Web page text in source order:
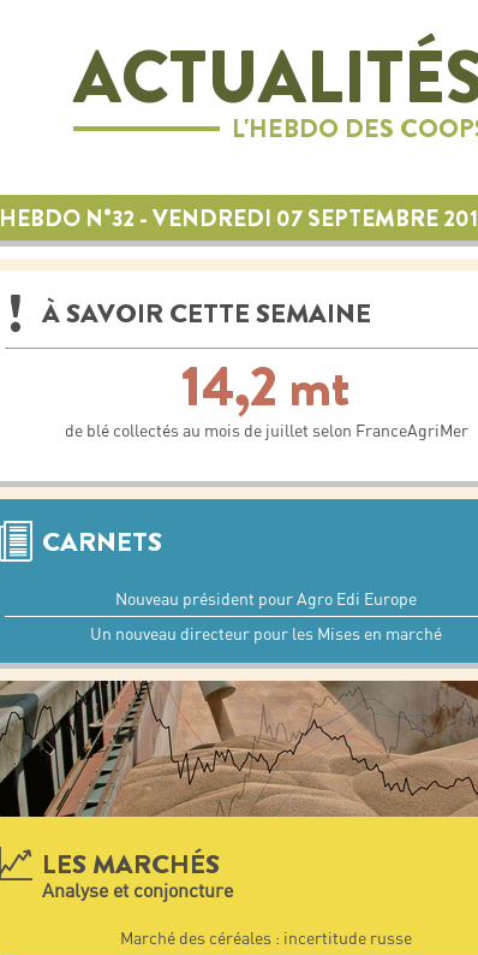
L'HEBDO DES
HEBDO N°32 - VENDREDI 07 SEPTEMBRE
À SAVOIR CETTE SEMAINE
14,2 mt
de blé collectés au mois de juillet selon FranceAgriMer
CARNETS
Nouveau président pour Agro Edi Europe
Un nouveau directeur pour les Mises en marché
LES MARCHÉS
Analyse et conjoncture
Marché des céréales : incertitude russe